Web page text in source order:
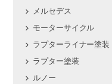
メルセデス
モーターサイクル
ラプターライナー塗装
ラプター塗装
ルノー